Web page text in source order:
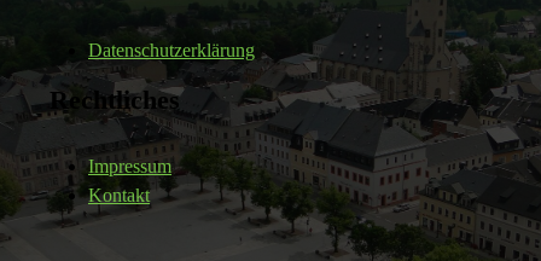
Datenschutzerklärung
Rechtliches
Impressum
Kontakt